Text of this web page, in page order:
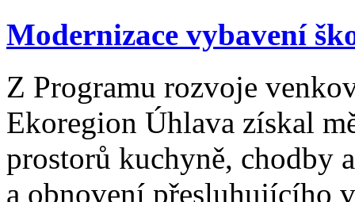
Modernizace vybavení
Z Programu rozvoje
Ekoregion Úhlava získal
prostorů kuchyně, chodby
a obnovení přesluhujícího